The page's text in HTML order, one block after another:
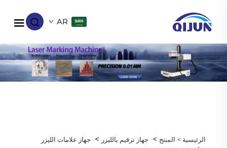
AR
الرئيسية > المنتج > جهاز ترقيم بالليزر >
جهاز علامات الليزر